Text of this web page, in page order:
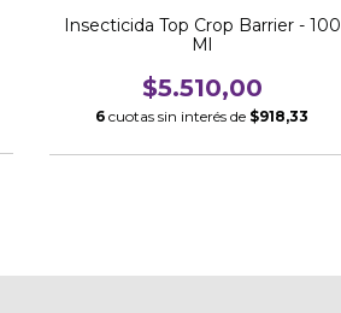
Insecticida Top Crop Barrier - 100
Ml
$5.510,00
6 cuotas sin interés de $918,33